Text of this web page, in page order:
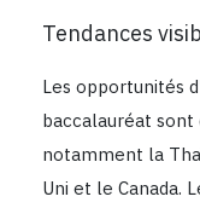
Tendances
Les opportunités
baccalauréat sont
notamment la
Uni et le Canada.